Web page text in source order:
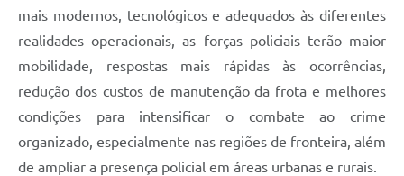
mais modernos, tecnológicos e adequados às diferentes
realidades operacionais, as forças policiais terão maior
mobilidade, respostas mais rápidas às ocorrências,
redução dos custos de manutenção da frota e melhores
condições para intensificar o combate ao crime
organizado, especialmente nas regiões de fronteira, além
de ampliar a presença policial em áreas urbanas e rurais.